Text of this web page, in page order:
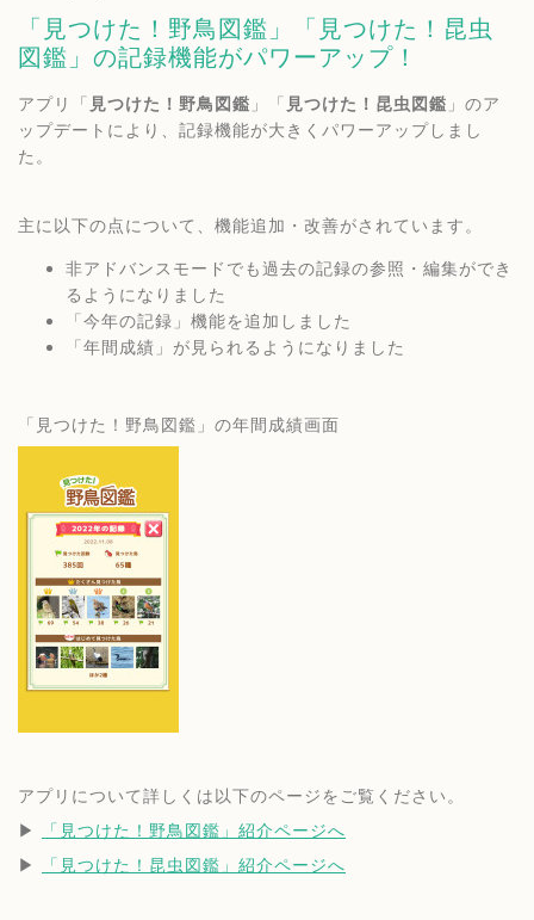
「見つけた！野鳥図鑑」「見つけた！昆虫
図鑑」の記録機能がパワーアップ！
アプリ「 見つけた！野鳥図鑑 」「 見つけた！昆虫図鑑 」のア
ップデートにより、記録機能が大きくパワーアップしまし
た。
主に以下の点について、機能追加・改善がされています。
非アドバンスモードでも過去の記録の参照・編集ができ
るようになりました
「今年の記録」機能を追加しました
「年間成績」が見られるようになりました
「見つけた！野鳥図鑑」の年間成績画面
アプリについて詳しくは以下のページをご覧ください。
▶︎
「見つけた！野鳥図鑑」紹介ページへ
▶︎
「見つけた！昆虫図鑑」紹介ページへ